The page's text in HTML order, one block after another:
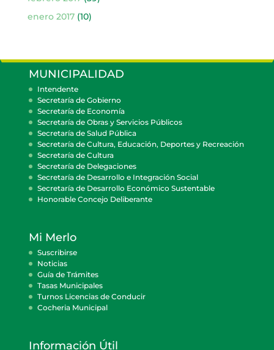
enero 2017(10)
MUNICIPALIDAD
Intendente
Secretaría de Gobierno
Secretaría de Economía
Secretaría de Obras y Servicios Públicos
Secretaría de Salud Pública
Secretaría de Cultura, Educación, Deportes y Recreación
Secretaría de Cultura
Secretaría de Delegaciones
Secretaría de Desarrollo e Integración Social
Secretaría de Desarrollo Económico Sustentable
Honorable Concejo Deliberante
Mi Merlo
Suscribirse
Noticias
Guía de Trámites
Tasas Municipales
Turnos Licencias de Conducir
Cocheria Municipal
Información Útil